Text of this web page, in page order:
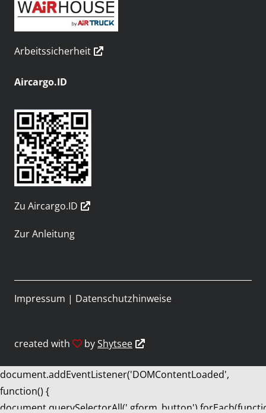
Arbeitssicherheit
Aircargo.ID
Zu Aircargo.ID
Zur Anleitung
created with byShytsee
Impressum | Datenschutzhinweise
document.addEventListener('DOMContentLoaded',
function() {